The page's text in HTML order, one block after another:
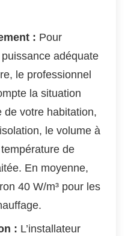
: Pour
adéquate
le professionnel
la situation
de votre habitation,
le volume à
de
En moyenne,
40 W/m³ pour les
: L’installateur